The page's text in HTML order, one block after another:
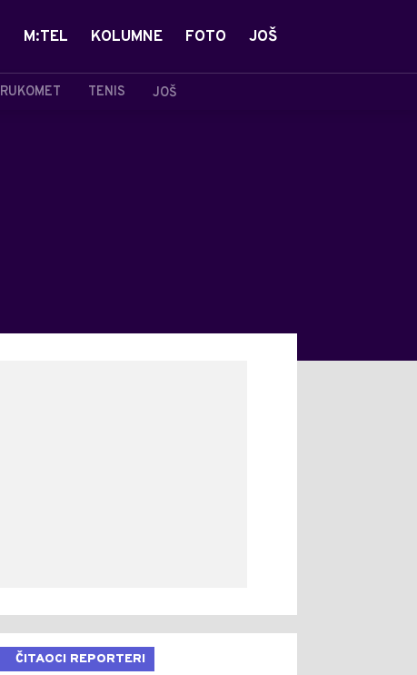
RUKOMET TENIS JOŠ
M:TEL KOLUMNE FOTO JOŠ
ČITAOCI REPORTERI